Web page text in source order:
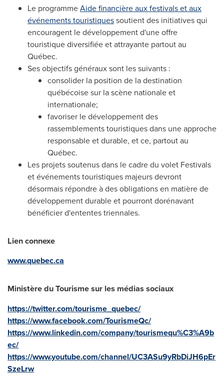
Le programmeAide financière aux festivals et aux
événements touristiquessoutient des initiatives qui
encouragent le développement d'une offre
touristique diversifiée et attrayante partout au
Québec.
Ses objectifs généraux sont les suivants :
consolider la position de la destination
québécoise sur la scène nationale et
internationale;
favoriser le développement des
rassemblements touristiques dans une approche
responsable et durable, et ce, partout au
Québec.
Les projets soutenus dans le cadre du volet Festivals
et événements touristiques majeurs devront
désormais répondre à des obligations en matière de
développement durable et pourront dorénavant
bénéficier d'ententes triennales.
Lien connexe
www.quebec.ca
Ministère du Tourisme sur les médias sociaux
https://twitter.com/tourisme_quebec/
https://www.facebook.com/TourismeQc/
https://www.linkedin.com/company/tourismequ%C3%A9b
ec/
https://www.youtube.com/channel/UC3ASu9yRbDiJH6pEr
SzeLrw